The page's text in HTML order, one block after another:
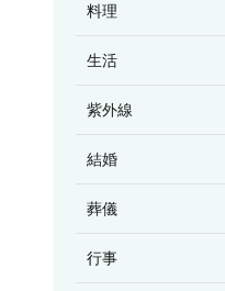
料理
生活
紫外線
結婚
葬儀
行事